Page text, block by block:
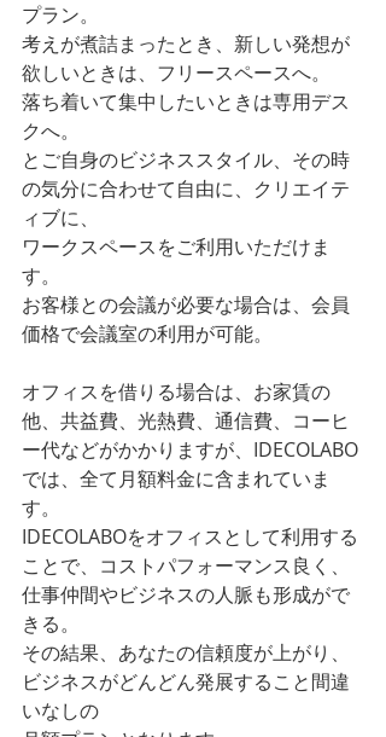
プラン。
考えが煮詰まったとき、新しい発想が
欲しいときは、フリースペースへ。
落ち着いて集中したいときは専用デス
クへ。
とご自身のビジネススタイル、その時
の気分に合わせて自由に、クリエイテ
ィブに、
ワークスペースをご利用いただけま
す。
お客様との会議が必要な場合は、会員
価格で会議室の利用が可能。
オフィスを借りる場合は、お家賃の
他、共益費、光熱費、通信費、コーヒ
ー代などがかかりますが、IDECOLABO
では、全て月額料金に含まれていま
す。
IDECOLABOをオフィスとして利用する
ことで、コストパフォーマンス良く、
仕事仲間やビジネスの人脈も形成がで
きる。
その結果、あなたの信頼度が上がり、
ビジネスがどんどん発展すること間違
いなしの